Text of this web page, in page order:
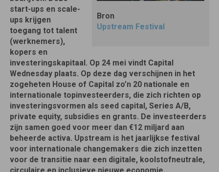
Bron
Upstream Festival
start-ups en scale-
ups krijgen
toegang tot talent
(werknemers),
kopers en
investeringskapitaal. Op 24 mei vindt Capital
Wednesday plaats. Op deze dag verschijnen in het
zogeheten House of Capital zo’n 20 nationale en
internationale topinvesteerders, die zich richten op
investeringsvormen als seed capital, Series A/B,
private equity, subsidies en grants. De investeerders
zijn samen goed voor meer dan €12 miljard aan
beheerde activa. Upstream is het jaarlijkse festival
voor internationale changemakers die zich inzetten
voor de transitie naar een digitale, koolstofneutrale,